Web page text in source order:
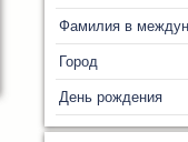
Фамилия в
Город
День рождения